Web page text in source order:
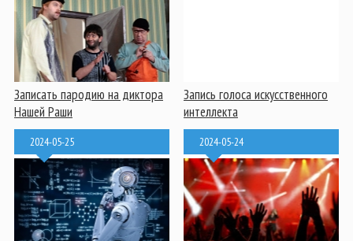
Записать пародию на диктора
Нашей Раши
Запись голоса искусственного
интеллекта
2024-05-25 2024-05-24